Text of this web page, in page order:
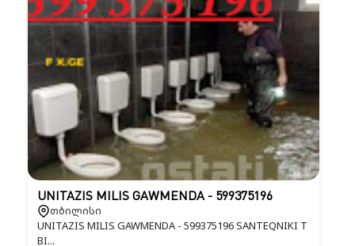
UNITAZIS MILIS GAWMENDA - 599375196
თბილისი
UNITAZIS MILIS GAWMENDA - 599375196 SANTEQNIKI T
BI...